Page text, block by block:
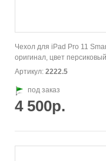
Чехол для iPad Pro 11
оригинал, цвет
Артикул: 2222.5
под заказ
4 500р.